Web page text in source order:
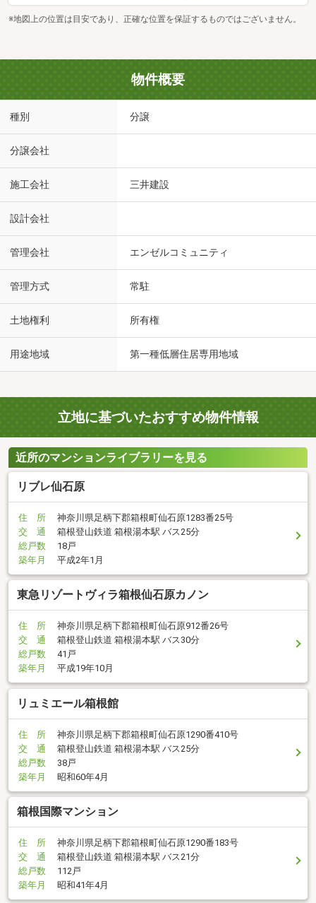
※地図上の位置は目安であり、正確な位置を保証するものではございません。
物件概要
種別 分譲
分譲会社
施工会社 三井建設
設計会社
管理会社 エンゼルコミュニティ
管理方式 常駐
土地権利 所有権
用途地域 第一種低層住居専用地域
立地に基づいたおすすめ物件情報
近所のマンションライブラリーを見る
リブレ仙石原
住 所
神奈川県足柄下郡箱根町仙石原1283番25号
交 通
箱根登山鉄道 箱根湯本駅 バス25分
総戸数
18戸
築年月
平成2年1月
東急リゾートヴィラ箱根仙石原カノン
住 所
神奈川県足柄下郡箱根町仙石原912番26号
交 通
箱根登山鉄道 箱根湯本駅 バス30分
総戸数
41戸
築年月
平成19年10月
リュミエール箱根館
住 所
神奈川県足柄下郡箱根町仙石原1290番410号
交 通
箱根登山鉄道 箱根湯本駅 バス25分
総戸数
38戸
築年月
昭和60年4月
箱根国際マンション
住 所
神奈川県足柄下郡箱根町仙石原1290番183号
交 通
箱根登山鉄道 箱根湯本駅 バス21分
総戸数
112戸
築年月
昭和41年4月